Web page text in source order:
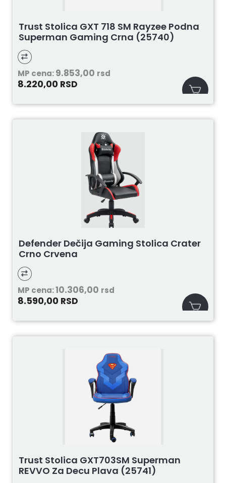
Trust Stolica GXT 718 SM Rayzee Podna
Superman Gaming Crna (25740)
MP cena:9.853,00 rsd
8.220,00 RSD
Defender Dečija Gaming Stolica Crater
Crno Crvena
MP cena:10.306,00 rsd
8.590,00 RSD
Trust Stolica GXT703SM Superman
REVVO Za Decu Plava (25741)